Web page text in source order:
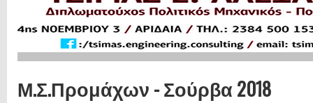
Μ.Σ.Προμάχων - Σούρβα 2018